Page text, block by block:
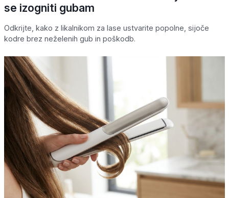
se izogniti gubam
Odkrijte, kako z likalnikom za lase ustvarite popolne, sijoče
kodre brez neželenih gub in poškodb.